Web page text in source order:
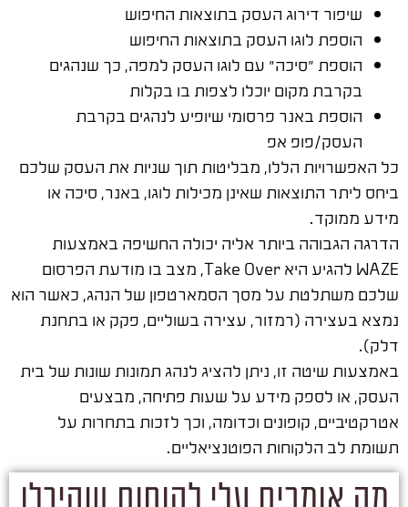
שיפור דירוג העסק בתוצאות החיפוש
הוספת לוגו העסק בתוצאות החיפוש
הוספת "סיכה" עם לוגו העסק למפה, כך שנהגים
בקרבת מקום יוכלו לצפות בו בקלות
הוספת באנר פרסומי שיופיע לנהגים בקרבת
העסק/פופ אפ
כל האפשרויות הללו, מבליטות תוך שניות את העסק שלכם
ביחס ליתר התוצאות שאינן מכילות לוגו, באנר, סיכה או
מידע ממוקד.
הדרגה הגבוהה ביותר אליה יכולה החשיפה באמצעות
WAZE להגיע היא Take Over, מצב בו מודעת הפרסום
שלכם משתלטת על מסך הסמארטפון של הנהג, כאשר הוא
נמצא בעצירה (רמזור, עצירה בשוליים, פקק או בתחנת
דלק).
באמצעות שיטה זו, ניתן להציג לנהג תמונות שונות של בית
העסק, או לספק מידע על שעות פתיחה, מבצעים
אטרקטיביים, קופונים וכדומה, וכך לזכות בתחרות על
תשומת לב הלקוחות הפוטנציאליים.